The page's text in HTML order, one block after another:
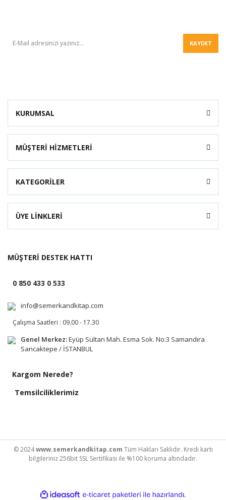
KAYDET
KURUMSAL
MÜŞTERİ HİZMETLERİ
KATEGORİLER
ÜYE LİNKLERİ
MÜŞTERİ DESTEK HATTI
0 850 433 0 533
info@semerkandkitap.com
Çalışma Saatleri : 09.00 - 17.30
Genel Merkez:Eyüp Sultan Mah. Esma Sok. No:3 Samandıra
Sancaktepe / İSTANBUL
Kargom Nerede?
Temsilciliklerimiz
© 2024www.semerkandkitap.com Tüm Hakları Saklıdır. Kredi kartı
bilgileriniz 256bit SSL Sertifikası ile %100 koruma altındadır.
ideasoft e-